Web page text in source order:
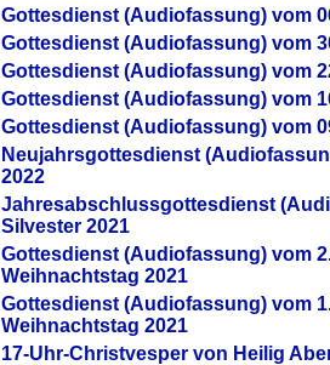
Gottesdienst (Audiofassung) vom
Gottesdienst (Audiofassung) vom
Gottesdienst (Audiofassung) vom
Gottesdienst (Audiofassung) vom
Gottesdienst (Audiofassung) vom
Neujahrsgottesdienst
2022
Jahresabschlussgottesdienst
Silvester 2021
Gottesdienst (Audiofassung) vom
Weihnachtstag 2021
Gottesdienst (Audiofassung) vom
Weihnachtstag 2021
17-Uhr-Christvesper von Heilig